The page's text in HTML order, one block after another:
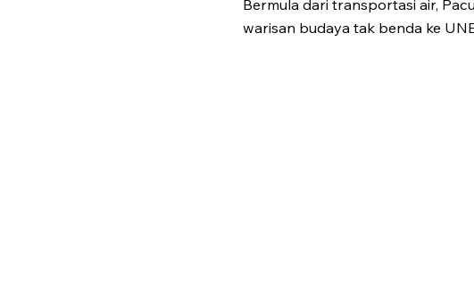
Bermula dari transportasi air,
warisan budaya tak benda ke